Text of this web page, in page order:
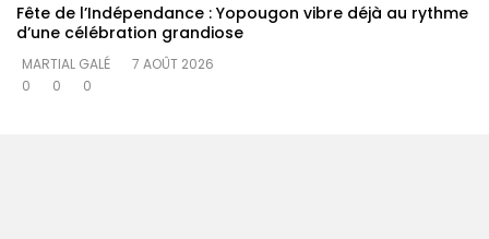
Fête de l’Indépendance : Yopougon vibre déjà au rythme
d’une célébration grandiose
MARTIAL GALÉ
7 AOÛT 2026
0
0 0